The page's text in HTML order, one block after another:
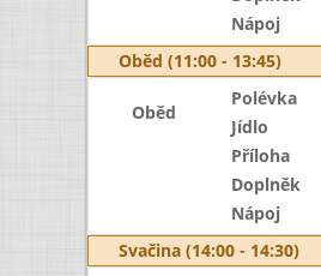
Nápoj
Oběd (11:00 - 13:45)
Oběd
Polévka
Jídlo
Příloha
Doplněk
Nápoj
Svačina (14:00 - 14:30)